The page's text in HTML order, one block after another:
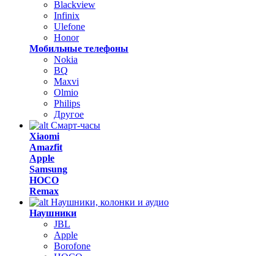
Blackview
Infinix
Ulefone
Honor
Мобильные телефоны
Nokia
BQ
Maxvi
Olmio
Philips
Другое
Смарт-часы
Xiaomi
Amazfit
Apple
Samsung
HOCO
Remax
Наушники, колонки и аудио
Наушники
JBL
Apple
Borofone